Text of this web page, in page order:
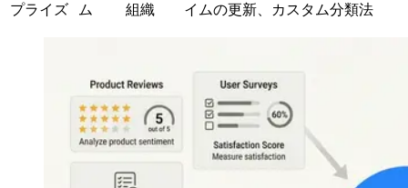
プライズ
ム
組織
イムの更新、カスタム分類法